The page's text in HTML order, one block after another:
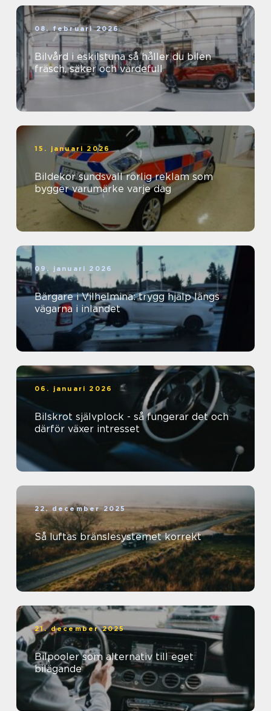
08. februari 2026
Bilvård i eskilstuna så håller du bilen
fräsch, säker och värdefull
15. januari 2026
Bildekor sundsvall rörlig reklam som
bygger varumärke varje dag
09. januari 2026
Bärgare i Vilhelmina: trygg hjälp längs
vägarna i inlandet
06. januari 2026
Bilskrot självplock - så fungerar det och
därför växer intresset
22. december 2025
Så luftas bränslesystemet korrekt
21. december 2025
Bilpooler som alternativ till eget
bilägande